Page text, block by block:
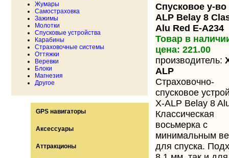
Жумары
Самостраховка
Зажимы
Молотки
Спусковые устройства
Карабины
Страховочные системы
Оттяжки
Веревки
Блоки
Магнезия
Другое
GPS навигаторы
Аксессуары
Аттракционы
Спусковое у-во
ALP Belay 8
Alu Red E-A234
Товар в
цена: 221.00
производитель:
ALP
Страховочно-
спусковое
X-ALP Belay 8
Классическая
восьмерка с
минимальным
для спуска.